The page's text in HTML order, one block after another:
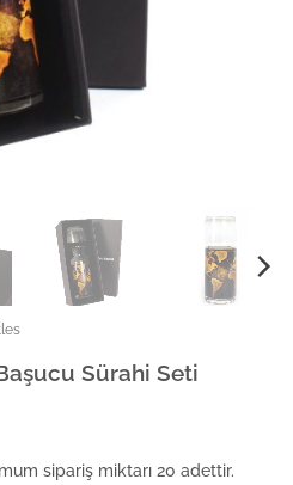
Sürahi Seti
sipariş miktarı 20 adettir.